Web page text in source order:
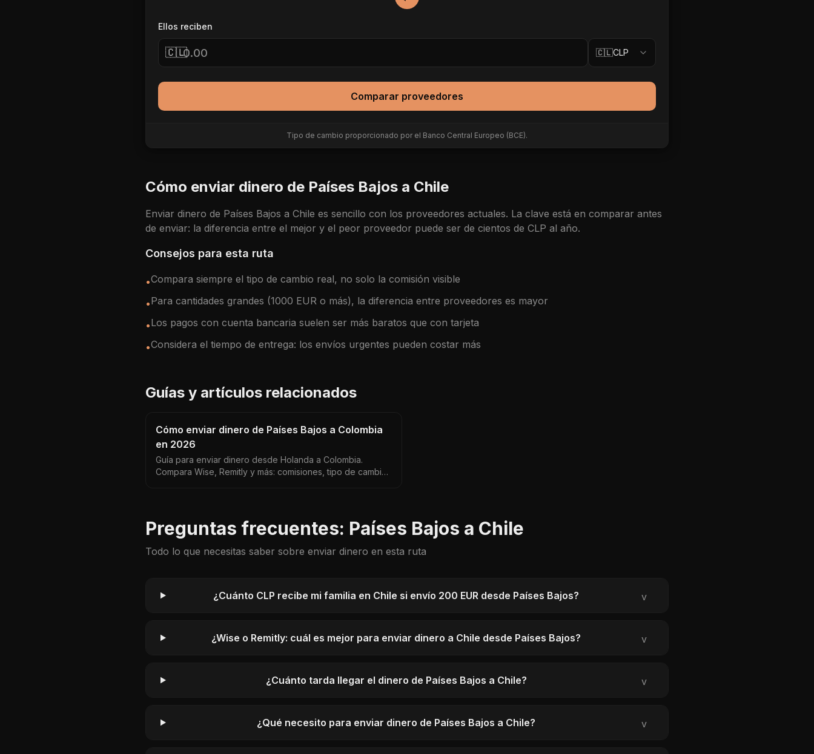
Ellos reciben
🇨🇱 🇨🇱CLP
Comparar proveedores
Tipo de cambio proporcionado por el Banco Central Europeo (BCE).
Cómo enviar dinero de Países Bajos a Chile
Enviar dinero de Países Bajos a Chile es sencillo con los proveedores actuales. La clave está en comparar antes
de enviar: la diferencia entre el mejor y el peor proveedor puede ser de cientos de CLP al año.
Consejos para esta ruta
•Compara siempre el tipo de cambio real, no solo la comisión visible
•Para cantidades grandes (1000 EUR o más), la diferencia entre proveedores es mayor
•Los pagos con cuenta bancaria suelen ser más baratos que con tarjeta
•Considera el tiempo de entrega: los envíos urgentes pueden costar más
Guías y artículos relacionados
Cómo enviar dinero de Países Bajos a Colombia
en 2026
Guía para enviar dinero desde Holanda a Colombia.
Compara Wise, Remitly y más: comisiones, tipo de cambio
Preguntas frecuentes: Países Bajos a Chile
Todo lo que necesitas saber sobre enviar dinero en esta ruta
¿Cuánto CLP recibe mi familia en Chile si envío 200 EUR desde Países Bajos? v
¿Wise o Remitly: cuál es mejor para enviar dinero a Chile desde Países Bajos? v
¿Cuánto tarda llegar el dinero de Países Bajos a Chile? v
¿Qué necesito para enviar dinero de Países Bajos a Chile? v